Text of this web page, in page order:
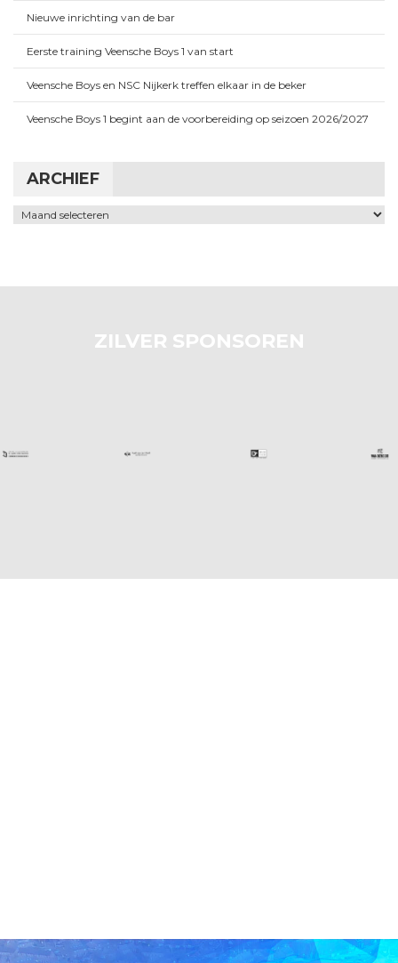
Nieuwe inrichting van de bar
Eerste training Veensche Boys 1 van start
Veensche Boys en NSC Nijkerk treffen elkaar in de beker
Veensche Boys 1 begint aan de voorbereiding op seizoen 2026/2027
ARCHIEF
Archief
ZILVER SPONSOREN